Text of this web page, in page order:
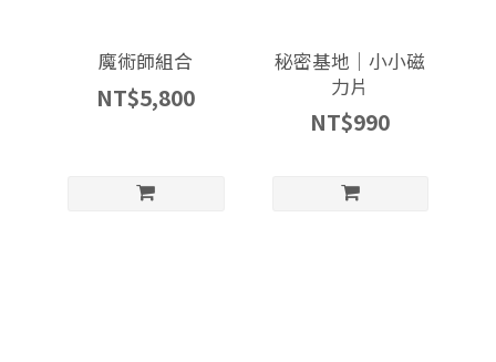
魔術師組合
NT$5,800
秘密基地｜小小磁
力片
NT$990